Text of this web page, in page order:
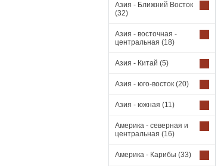
Азия - Ближний Восток
(32)
Азия - восточная -
центральная (18)
Азия - Китай (5)
Азия - юго-восток (20)
Азия - южная (11)
Америка - северная и
центральная (16)
Америка - Карибы (33)